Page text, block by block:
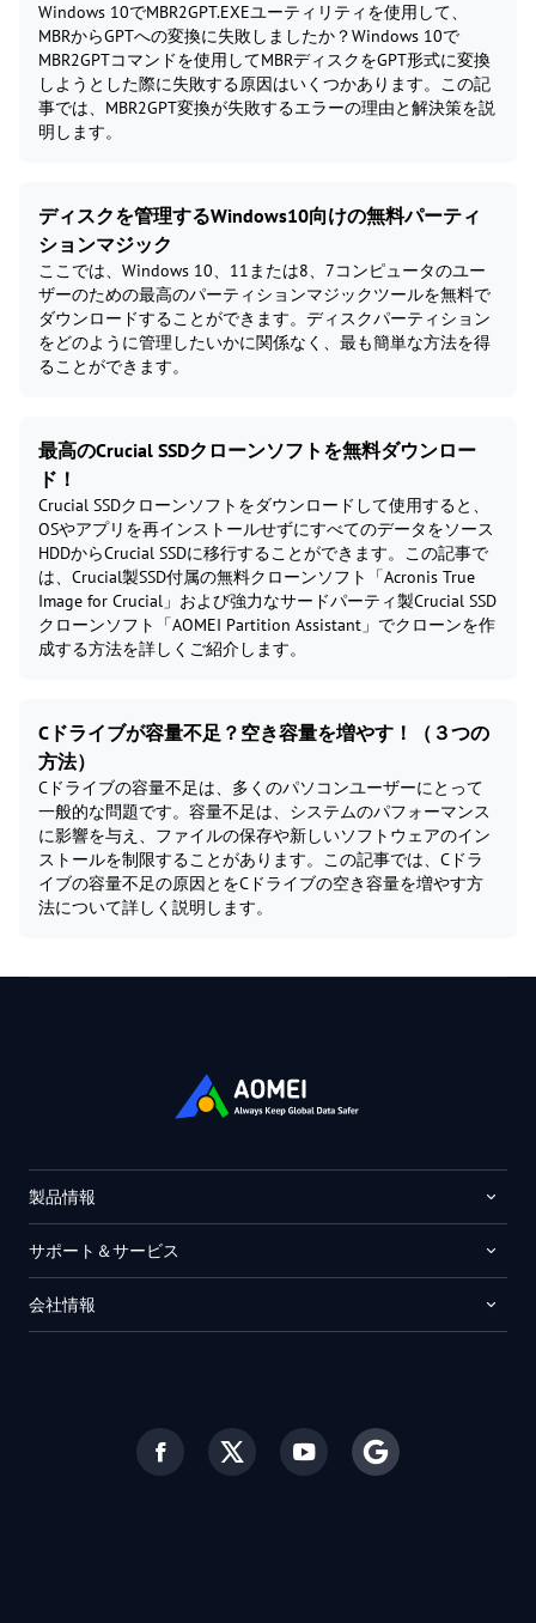
Windows 10でMBR2GPT.EXEユーティリティを使用して、
MBRからGPTへの変換に失敗しましたか？Windows 10で
MBR2GPTコマンドを使用してMBRディスクをGPT形式に変換
しようとした際に失敗する原因はいくつかあります。この記
事では、MBR2GPT変換が失敗するエラーの理由と解決策を説
明します。
ディスクを管理するWindows10向けの無料パーティ
ションマジック
ここでは、Windows 10、11または8、7コンピュータのユー
ザーのための最高のパーティションマジックツールを無料で
ダウンロードすることができます。ディスクパーティション
をどのように管理したいかに関係なく、最も簡単な方法を得
ることができます。
最高のCrucial SSDクローンソフトを無料ダウンロー
ド！
Crucial SSDクローンソフトをダウンロードして使用すると、
OSやアプリを再インストールせずにすべてのデータをソース
HDDからCrucial SSDに移行することができます。この記事で
は、Crucial製SSD付属の無料クローンソフト「Acronis True
Image for Crucial」および強力なサードパーティ製Crucial SSD
クローンソフト「AOMEI Partition Assistant」でクローンを作
成する方法を詳しくご紹介します。
Cドライブが容量不足？空き容量を増やす！（３つの
方法）
Cドライブの容量不足は、多くのパソコンユーザーにとって
一般的な問題です。容量不足は、システムのパフォーマンス
に影響を与え、ファイルの保存や新しいソフトウェアのイン
ストールを制限することがあります。この記事では、Cドラ
イブの容量不足の原因とをCドライブの空き容量を増やす方
法について詳しく説明します。
製品情報
サポート＆サービス
会社情報